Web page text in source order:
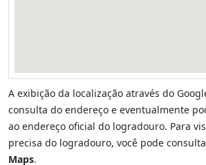
A exibição da localização através do
consulta do endereço e eventualmente
ao endereço oficial do logradouro. Para
precisa do logradouro, você pode
Maps.